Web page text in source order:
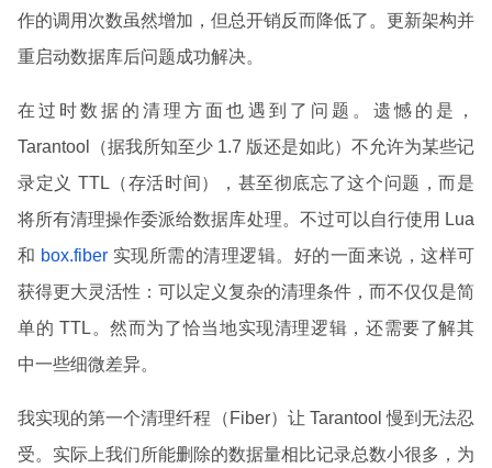
作的调用次数虽然增加，但总开销反而降低了。更新架构并
重启动数据库后问题成功解决。
在过时数据的清理方面也遇到了问题。遗憾的是，
Tarantool（据我所知至少 1.7 版还是如此）不允许为某些记
录定义 TTL（存活时间），甚至彻底忘了这个问题，而是
将所有清理操作委派给数据库处理。不过可以自行使用 Lua
和 box.fiber 实现所需的清理逻辑。好的一面来说，这样可
获得更大灵活性：可以定义复杂的清理条件，而不仅仅是简
单的 TTL。然而为了恰当地实现清理逻辑，还需要了解其
中一些细微差异。
我实现的第一个清理纤程（Fiber）让 Tarantool 慢到无法忍
受。实际上我们所能删除的数据量相比记录总数小很多，为